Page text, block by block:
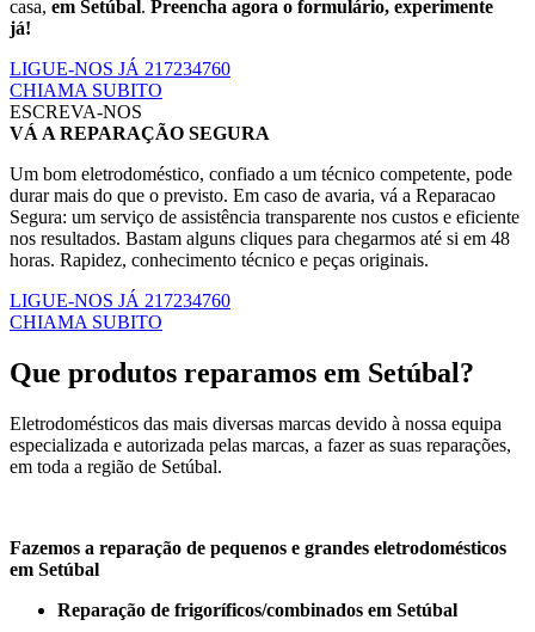
casa, em Setúbal . Preencha agora o formulário, experimente
já!
LIGUE-NOS JÁ 217234760
CHIAMA SUBITO
ESCREVA-NOS
VÁ A REPARAÇÃO SEGURA
Um bom eletrodoméstico, confiado a um técnico competente, pode
durar mais do que o previsto. Em caso de avaria, vá a Reparacao
Segura: um serviço de assistência transparente nos custos e eficiente
nos resultados. Bastam alguns cliques para chegarmos até si em 48
horas. Rapidez, conhecimento técnico e peças originais.
LIGUE-NOS JÁ 217234760
CHIAMA SUBITO
Que produtos reparamos em Setúbal?
Eletrodomésticos das mais diversas marcas devido à nossa equipa
especializada e autorizada pelas marcas, a fazer as suas reparações,
em toda a região de Setúbal.
Fazemos a reparação de pequenos e grandes eletrodomésticos
em Setúbal
Reparação de frigoríficos/combinados em Setúbal